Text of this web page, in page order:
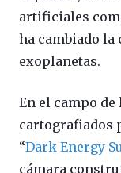
artificiales
ha cambiado la
exoplanetas.
En el campo
cartografiados
“Dark Energy
cámara